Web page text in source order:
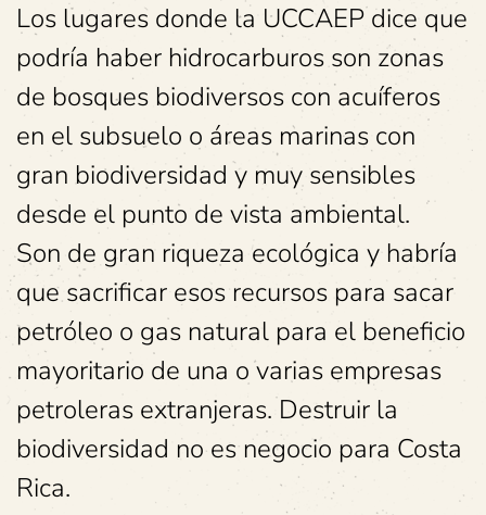
Los lugares donde la UCCAEP dice que
podría haber hidrocarburos son zonas
de bosques biodiversos con acuíferos
en el subsuelo o áreas marinas con
gran biodiversidad y muy sensibles
desde el punto de vista ambiental.
Son de gran riqueza ecológica y habría
que sacrificar esos recursos para sacar
petróleo o gas natural para el beneficio
mayoritario de una o varias empresas
petroleras extranjeras. Destruir la
biodiversidad no es negocio para Costa
Rica.